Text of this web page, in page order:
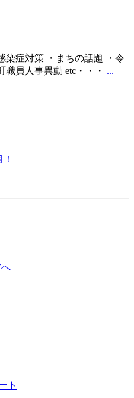
症対策 ・まちの話題 ・令
員人事異動 etc・・・ ...
ト